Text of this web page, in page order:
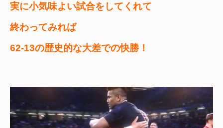
実に小気味よい試合をしてくれて
終わってみれば
62-13の歴史的な大差での快勝！